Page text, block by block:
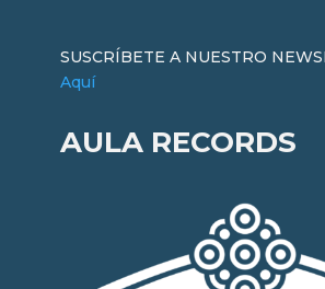
SUSCRÍBETE A NUESTRO
Aquí
AULA RECORDS